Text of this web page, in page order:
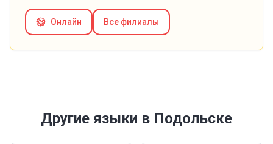
Онлайн Все филиалы
Другие языки в Подольске